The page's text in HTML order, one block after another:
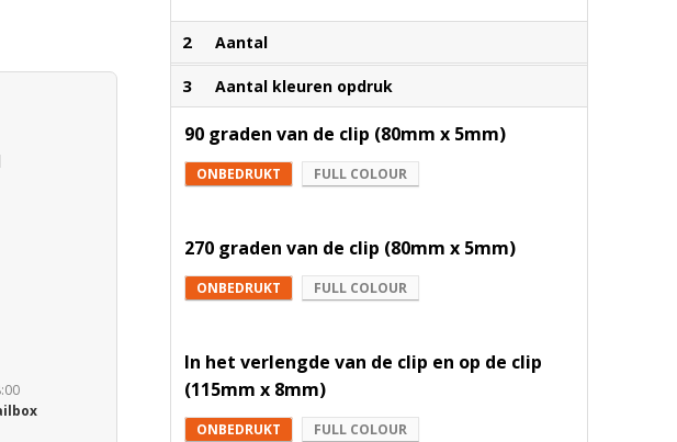
2 Aantal
3 Aantal kleuren opdruk
90 graden van de clip (80mm x 5mm)
ONBEDRUKT FULL COLOUR
270 graden van de clip (80mm x 5mm)
ONBEDRUKT FULL COLOUR
In het verlengde van de clip en op de clip
(115mm x 8mm)
ONBEDRUKT FULL COLOUR